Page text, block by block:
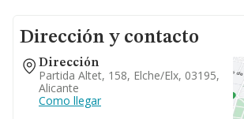
Dirección y contacto
Dirección
Partida Altet, 158, Elche/elx, 03195,
Alicante
Como llegar